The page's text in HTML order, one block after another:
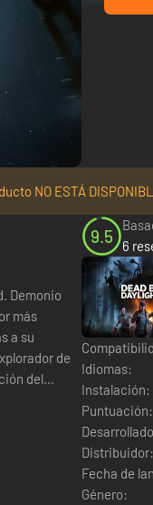
NO ESTÁ
más
a su
del
9.5
6
Idiomas:
Instalación:
Puntuación:
Distribuidor:
Fecha de
Género: